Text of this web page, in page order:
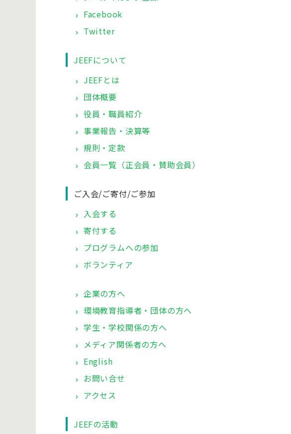
Facebook
Twitter
JEEFについて
JEEFとは
団体概要
役員・職員紹介
事業報告・決算等
規則・定款
会員一覧（正会員・賛助会員）
ご入会/ご寄付/ご参加
入会する
寄付する
プログラムへの参加
ボランティア
企業の方へ
環境教育指導者・団体の方へ
学生・学校関係の方へ
メディア関係者の方へ
English
お問い合せ
アクセス
JEEFの活動